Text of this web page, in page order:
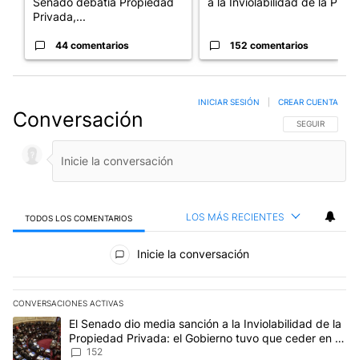
Privada,...
44 comentarios 152 comentarios
Conversación SIGA ESTA
SEGUIR
INICIAR SESIÓN CREAR CUENTA
TODOS LOS COMENTARIOS LOS MÁS RECIENTES
Todos los comentarios
Inicie la conversación
CONVERSACIONES ACTIVAS
Este listado muestra los artículos con más comentarios en los
Un artículo de tendencia con el título "El Senado dio media
El Senado dio media sanción a la Inviolabilidad de la
Propiedad Privada: el Gobierno tuvo que ceder en la
Ley del Manejo del Fuego
152